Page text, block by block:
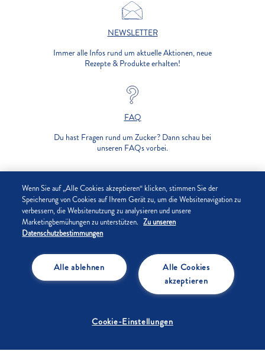
NEWSLETTER
Immer alle Infos rund um aktuelle Aktionen, neue
Rezepte & Produkte erhalten!
FAQ
Du hast Fragen rund um Zucker? Dann schau bei
unseren FAQs vorbei.
UNTERNEHMEN
DATENSCHUTZ
COOKIE-EINSTELLUNGEN
Wenn Sie auf „Alle Cookies akzeptieren“ klicken, stimmen Sie der
Speicherung von Cookies auf Ihrem Gerät zu, um die Websitenavigation zu
verbessern, die Websitenutzung zu analysieren und unsere
Marketingbemühungen zu unterstützen. Zu unseren
Datenschutzbestimmungen
Alle Cookies
akzeptieren
Alle ablehnen
Cookie-Einstellungen